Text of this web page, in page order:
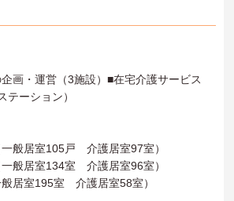
画・運営（3施設）■在宅介護サービス
テーション）
般居室105戸 介護居室97室）
般居室134室 介護居室96室）
居室195室 介護居室58室）